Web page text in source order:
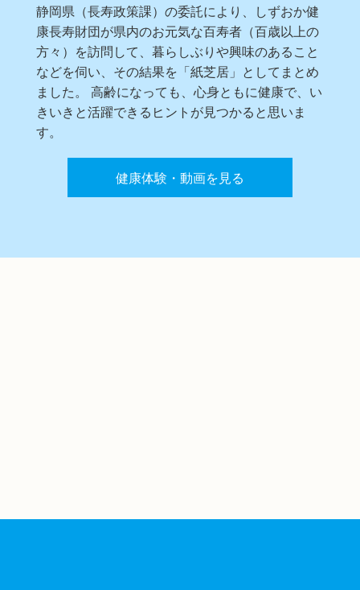
静岡県（長寿政策課）の委託により、しずおか健
康長寿財団が県内のお元気な百寿者（百歳以上の
方々）を訪問して、暮らしぶりや興味のあること
などを伺い、その結果を「紙芝居」としてまとめ
ました。 高齢になっても、心身ともに健康で、い
きいきと活躍できるヒントが見つかると思いま
す。
健康体験・動画を見る